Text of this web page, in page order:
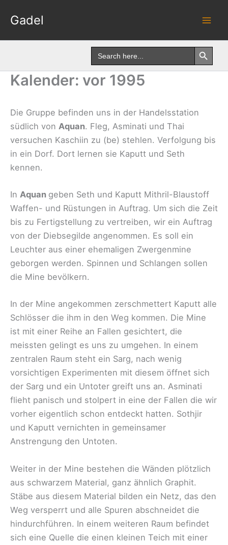
Gadel
Search
for:
Search Button
Kalender: vor 1995
Die Gruppe befinden uns in der Handelsstation
südlich von Aquan. Fleg, Asminati und Thai
versuchen Kaschiin zu (be) stehlen. Verfolgung bis
in ein Dorf. Dort lernen sie Kaputt und Seth
kennen.
In Aquan geben Seth und Kaputt Mithril-Blaustoff
Waffen- und Rüstungen in Auftrag. Um sich die Zeit
bis zu Fertigstellung zu vertreiben, wir ein Auftrag
von der Diebsegilde angenommen. Es soll ein
Leuchter aus einer ehemaligen Zwergenmine
geborgen werden. Spinnen und Schlangen sollen
die Mine bevölkern.
In der Mine angekommen zerschmettert Kaputt alle
Schlösser die ihm in den Weg kommen. Die Mine
ist mit einer Reihe an Fallen gesichtert, die
meissten gelingt es uns zu umgehen. In einem
zentralen Raum steht ein Sarg, nach wenig
vorsichtigen Experimenten mit diesem öffnet sich
der Sarg und ein Untoter greift uns an. Asminati
flieht panisch und stolpert in eine der Fallen die wir
vorher eigentlich schon entdeckt hatten. Sothjir
und Kaputt vernichten in gemeinsamer
Anstrengung den Untoten.
Weiter in der Mine bestehen die Wänden plötzlich
aus schwarzem Material, ganz ähnlich Graphit.
Stäbe aus diesem Material bilden ein Netz, das den
Weg versperrt und alle Spuren abschneidet die
hindurchführen. In einem weiteren Raum befindet
sich eine Quelle die einen kleinen Teich mit einer